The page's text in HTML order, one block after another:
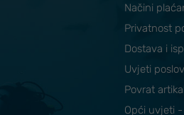
Načini
Privatnost
Dostava i
Uvjeti
Povrat
Opći uvjeti